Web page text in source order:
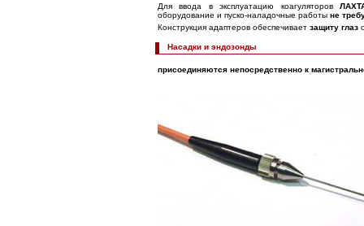
Для ввода в эксплуатацию коагуляторов
оборудование и пуско-наладочные работы не
Конструкция адаптеров обеспечивает защиту глаз
Насадки и эндозонды
присоединяются непосредственно к